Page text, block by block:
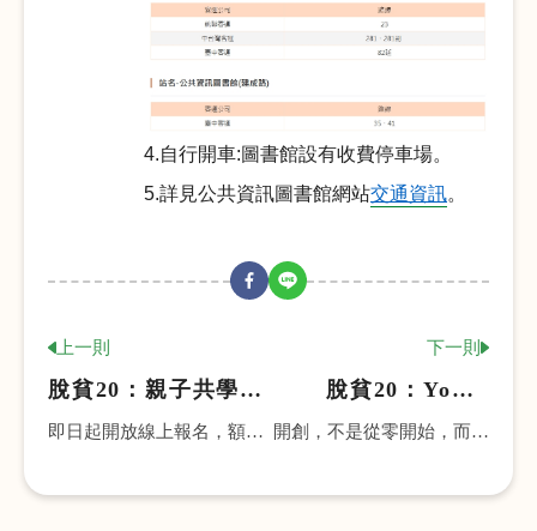
4.自行開車:圖書館設有收費停車場。
5.詳見公共資訊圖書館網站交通資訊。
上一則
脫貧20：親子共學主
題活動
即日起開放線上報名，額滿
下一則
脫貧20：Youth
Power青年行動展覽
開創，不是從零開始，而是
台灣，有一群青年正在用行